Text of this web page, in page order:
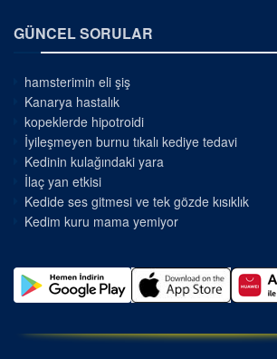
GÜNCEL SORULAR
hamsterimin eli şiş
Kanarya hastalık
kopeklerde hipotroidi
İyileşmeyen burnu tıkalı kediye tedavi
Kedinin kulağındaki yara
İlaç yan etkisi
Kedide ses gitmesi ve tek gözde kısıklık
Kedim kuru mama yemiyor